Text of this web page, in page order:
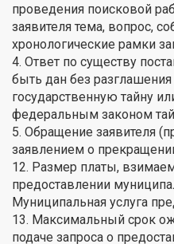
проведения поисковой
заявителя тема, вопрос,
хронологические рамки
4. Ответ по существу
быть дан без
государственную тайну
федеральным законом
5. Обращение заявителя
заявлением о
12. Размер платы,
предоставлении
Муниципальная услуга
13. Максимальный срок
подаче запроса о